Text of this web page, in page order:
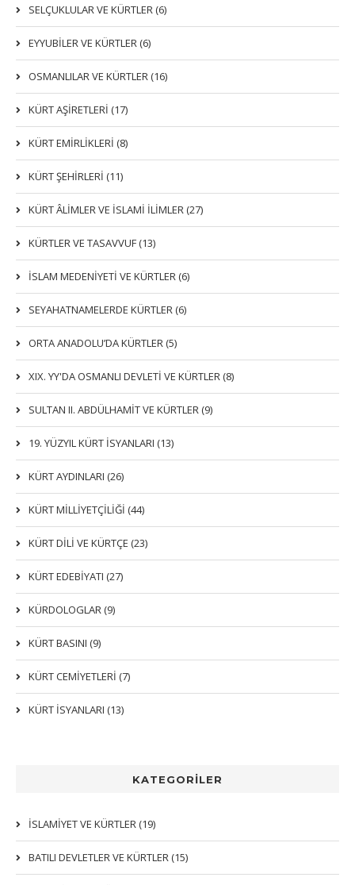
KATEGORİLER
İSLAMIYET VE KÜRTLER (19)
BATILI DEVLETLER VE KÜRTLER (15)
SELÇUKLULAR VE KÜRTLER (6)
EYYUBİLER VE KÜRTLER (6)
OSMANLILAR VE KÜRTLER (16)
KÜRT AŞİRETLERİ (17)
KÜRT EMİRLİKLERİ (8)
KÜRT ŞEHİRLERİ (11)
KÜRT ÂLİMLER VE İSLAMİ İLİMLER (27)
KÜRTLER VE TASAVVUF (13)
İSLAM MEDENİYETİ VE KÜRTLER (6)
SEYAHATNAMELERDE KÜRTLER (6)
ORTA ANADOLU’DA KÜRTLER (5)
XIX. YY'DA OSMANLI DEVLETI VE KÜRTLER (8)
SULTAN II. ABDÜLHAMİT VE KÜRTLER (9)
19. YÜZYIL KÜRT İSYANLARI (13)
KÜRT AYDINLARI (26)
KÜRT MİLLİYETÇİLİĞİ (44)
KÜRT DİLİ VE KÜRTÇE (23)
KÜRT EDEBİYATI (27)
KÜRDOLOGLAR (9)
KÜRT BASINI (9)
KÜRT CEMİYETLERİ (7)
KÜRT İSYANLARI (13)